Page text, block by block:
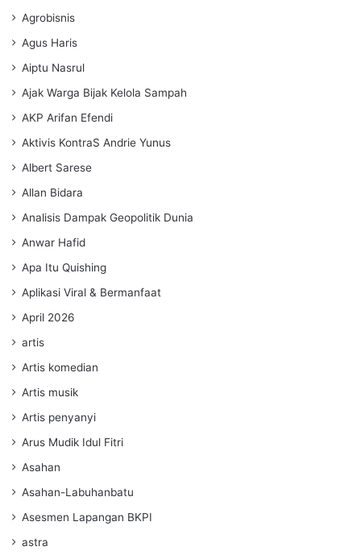
Agrobisnis
Agus Haris
Aiptu Nasrul
Ajak Warga Bijak Kelola Sampah
AKP Arifan Efendi
Aktivis KontraS Andrie Yunus
Albert Sarese
Allan Bidara
Analisis Dampak Geopolitik Dunia
Anwar Hafid
Apa Itu Quishing
Aplikasi Viral & Bermanfaat
April 2026
artis
Artis komedian
Artis musik
Artis penyanyi
Arus Mudik Idul Fitri
Asahan
Asahan-Labuhanbatu
Asesmen Lapangan BKPI
astra